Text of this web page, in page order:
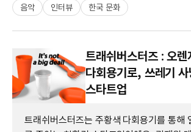
음악 인터뷰 한국 문화
트래쉬버스터즈 : 오렌
다회용기로, 쓰레기
스타트업
트래쉬버스터즈는 주황색 다회용기를 통해